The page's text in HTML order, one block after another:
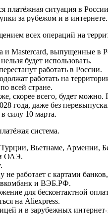
платёжная ситуация в
за рубежом и в интернете.
всех операций на
Mastercard, выпущенные в
будет использовать.
работать в России.
работать на
всей стране.
скорее всего, будет
года, даже без перевыпуска.
силу 10 марта.
система.
Вьетнаме, Армении,
ОАЭ.
не работает с картами
и ВЭБ.РФ.
для бесконтактной
на Aliexpress.
и в зарубежных